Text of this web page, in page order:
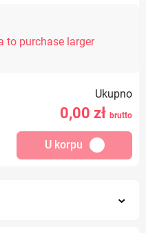
to purchase larger
Ukupno
0,00 zł brutto
U korpu